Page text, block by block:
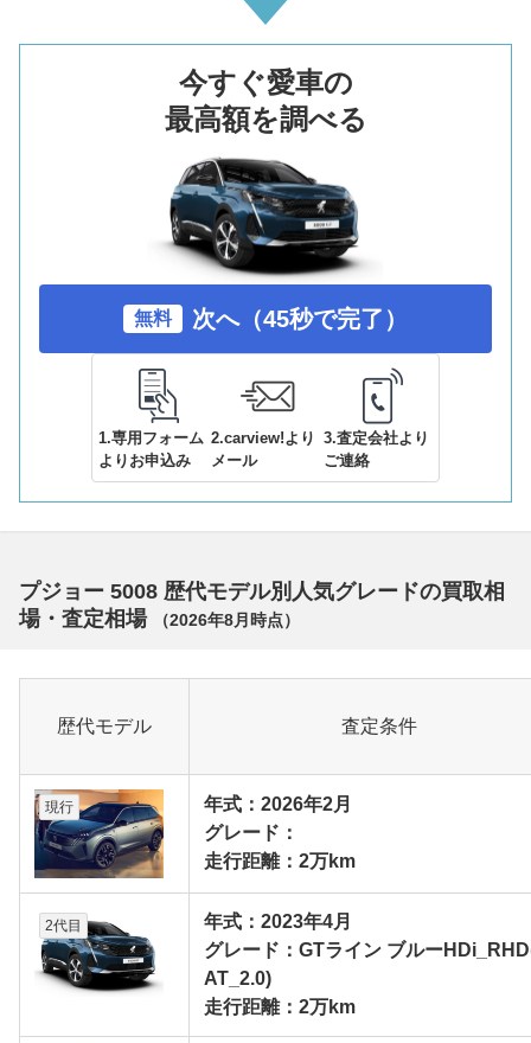
今すぐ愛車の
最高額を調べる
無料 次へ（45秒で完了）
1.専用フォーム
よりお申込み
2.carview!より
メール
3.査定会社より
ご連絡
プジョー 5008 歴代モデル別人気グレードの買取相
場・査定相場
（2026年8月 時点）
歴代モデル 査定条件
現行
年式：2026年2月
グレード：
走行距離：2万km
2代目
年式：2023年4月
グレード：GTライン ブルー
AT_2.0)
走行距離：2万km